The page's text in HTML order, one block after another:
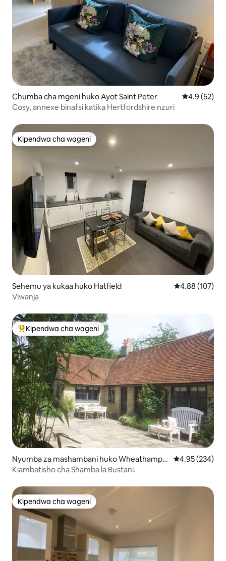
Chumba cha mgeni huko Ayot Saint Peter Ukadiriaji
4.9 (52)
Cosy, annexe binafsi katika Hertfordshire nzuri
Kipendwa cha wageni
Kipendwa cha wageni
Sehemu ya kukaa huko Hatfield Ukadiriaji wa
4.88 (107)
Viwanja
Kipendwa maarufu cha wageni
Kipendwa cha wageni
Nyumba za mashambani huko Wheathampst
ead
Ukadiriaji wa
4.95 (234)
Kiambatisho cha Shamba la Bustani.
Kipendwa cha wageni
Kipendwa cha wageni